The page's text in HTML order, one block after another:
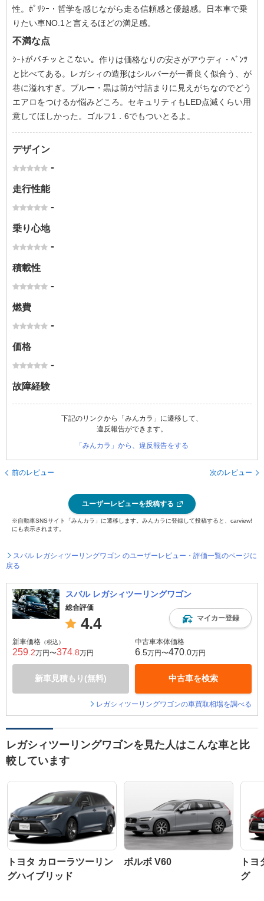
性。ﾎﾟﾘｼｰ・哲学を感じながら走る信頼感と優越感。日本車で乗
りたい車NO.1と言えるほどの満足感。
不満な点
ｼｰﾄがバチッとこない。作りは価格なりの安さがアウディ・ﾍﾞﾝﾂ
と比べてある。レガシィの造形はシルバーが一番良く似合う、が
巷に溢れすぎ。ブルー・黒は前が寸詰まりに見えがちなのでどう
エアロをつけるか悩みどころ。セキュリティもLED点滅くらい用
意してほしかった。ゴルフ1．6でもついとるよ。
デザイン
-
走行性能
-
乗り心地
-
積載性
-
燃費
-
価格
-
故障経験
下記のリンクから「みんカラ」に遷移して、
違反報告ができます。
「みんカラ」から、違反報告をする
前のレビュー 次のレビュー
ユーザーレビューを投稿する
※自動車SNSサイト「みんカラ」に遷移します。みんカラに登録して投稿すると、carview!
にも表示されます。
スバル レガシィツーリングワゴン のユーザーレビュー・評価一覧のページに
戻る
スバル レガシィツーリングワゴン
総合評価
4.4 マイカー登録
新車価格 （税込）
259 .2万円〜374 .8万円
新車見積もり(無料)
中古車本体価格
6 .5万円〜470 .0万円
中古車を検索
レガシィツーリングワゴンの車買取相場を調べる
レガシィツーリングワゴンを見た人はこんな車と比
較しています
トヨタ カローラツーリン
グハイブリッド
ボルボ V60
ト
グ